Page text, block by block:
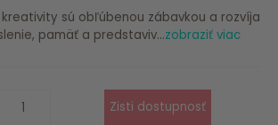
kreativity sú obľúbenou zábavkou a rozvíja
pamäť a predstaviv...zobraziť viac